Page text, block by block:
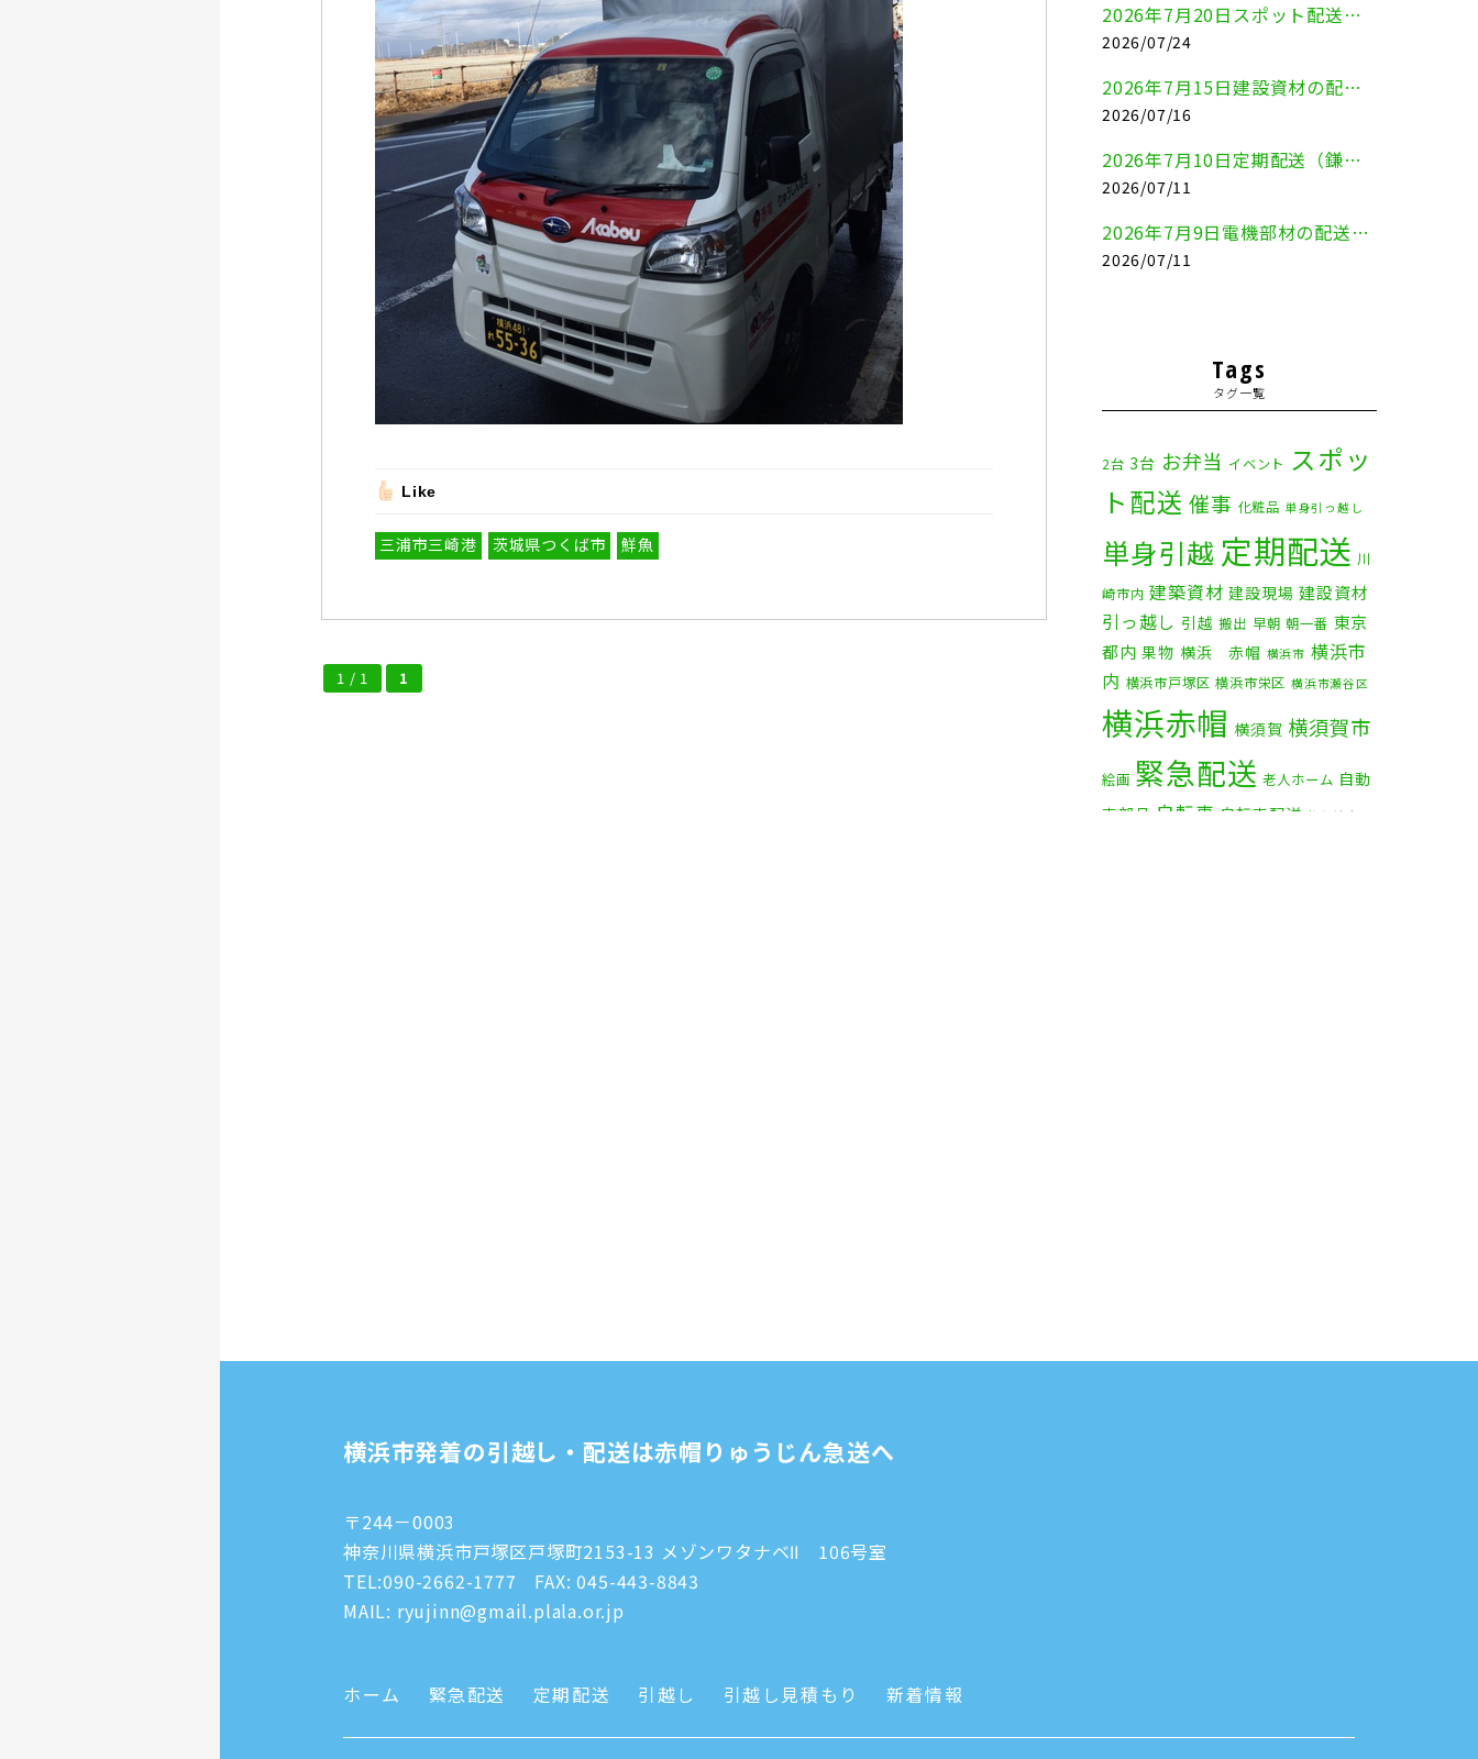
Like
三浦市三崎港 茨城県つくば市 鮮魚
1 / 1 1
2026年7月20日スポット配送（横浜市金沢区⇒愛知県豊川市）
2026/07/24
2026年7月15日建設資材の配送（横浜市金沢区⇒横須賀市）
2026/07/16
2026年7月10日定期配送（鎌倉市⇔大田区）
2026/07/11
2026年7月9日電機部材の配送（横浜市戸塚区⇒品川区）
2026/07/11
Tags
タグ一覧
2台 3台 お弁当 イベント スポッ
ト配送 催事 化粧品 単身引っ越し
単身引越 定期配送 川
崎市内 建築資材 建設現場 建設資材
引っ越し 引越 搬出 早朝 朝一番 東京
都内 果物 横浜 赤帽 横浜市 横浜市
内 横浜市戸塚区 横浜市栄区 横浜市瀬谷区
横浜赤帽 横須賀 横須賀市
絵画 緊急配送 老人ホーム 自動
車部品 自転車 自転車配送 茅ケ崎市
横浜市発着の引越し・配送は赤帽りゅうじん急送へ
〒244－0003
神奈川県横浜市戸塚区戸塚町2153-13 メゾンワタナベⅡ 106号室
TEL:090-2662-1777 FAX: 045-443-8843
MAIL: ryujinn@gmail.plala.or.jp
ホーム 緊急配送 定期配送 引越し 引越し見積もり 新着情報